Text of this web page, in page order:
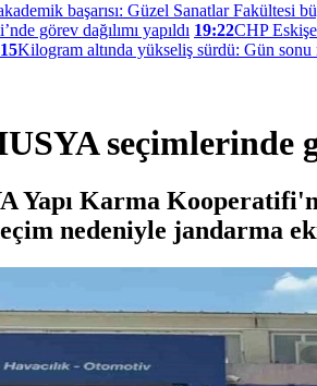
başarısı: Güzel Sanatlar Fakültesi
görev dağılımı yapıldı 19:22CHP
Kilogram altında yükseliş sürdü: Gün sonu
Yapı Karma
nedeniyle jandarma